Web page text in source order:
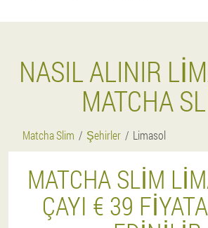
NASIL ALINIR
MATCHA
Matcha Slim Şehirler Limasol
MATCHA SLIM
ÇAYI € 39